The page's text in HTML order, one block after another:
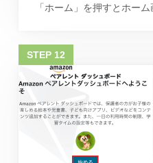
「ホーム」を押すとホー